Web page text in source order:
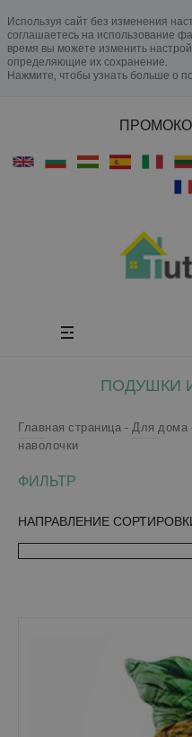
Используя сайт без изменения
соглашаетесь на использование
время вы можете изменить
определяющие их сохранение.
Нажмите, чтобы узнать больше о
ПОДУШКИ
Главная страница Для дома
наволочки
ФИЛЬТР
НАПРАВЛЕНИЕ